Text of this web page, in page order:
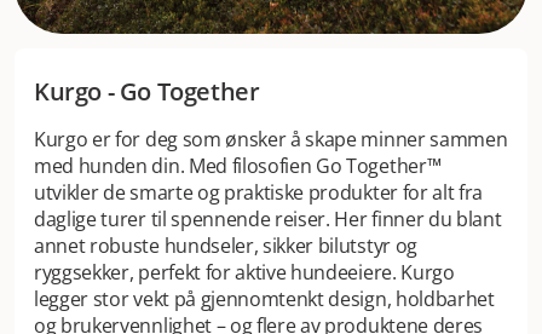
Kurgo - Go Together
Kurgo er for deg som ønsker å skape minner sammen
med hunden din. Med filosofien Go Together™
utvikler de smarte og praktiske produkter for alt fra
daglige turer til spennende reiser. Her finner du blant
annet robuste hundseler, sikker bilutstyr og
ryggsekker, perfekt for aktive hundeeiere. Kurgo
legger stor vekt på gjennomtenkt design, holdbarhet
og brukervennlighet – og flere av produktene deres